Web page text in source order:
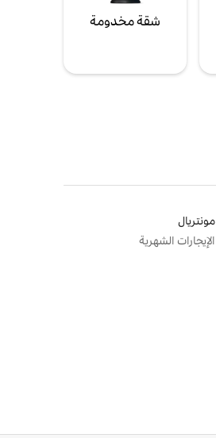
شقة مخدومة
مونتريال
الإيجارات الشهرية